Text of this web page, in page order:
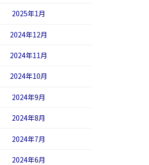
2025年1月
2024年12月
2024年11月
2024年10月
2024年9月
2024年8月
2024年7月
2024年6月